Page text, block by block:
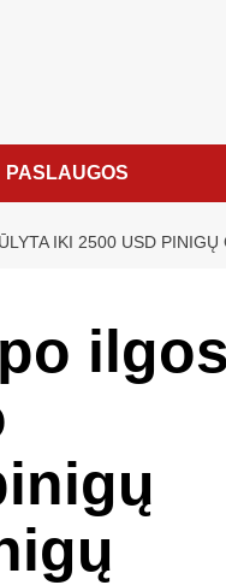
PASLAUGOS
IKI 2500 USD
ilgos